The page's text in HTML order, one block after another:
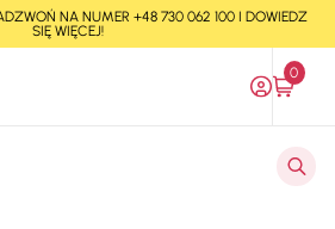
NA NUMER +48 730 062 100 I DOWIEDZ
SIĘ WIĘCEJ!
0